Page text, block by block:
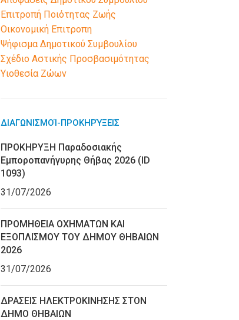
Επιτροπή Ποιότητας Ζωής
Οικονομική Επιτροπη
Ψήφισμα Δημοτικού Συμβουλίου
Σχέδιο Αστικής Προσβασιμότητας
Υιοθεσία Ζώων
ΔΙΑΓΩΝΙΣΜΟΊ-ΠΡΟΚΗΡΎΞΕΙΣ
ΠΡΟΚΗΡΥΞΗ Παραδοσιακής
Εμποροπανήγυρης Θήβας 2026 (ID
1093)
31/07/2026
ΠΡΟΜΗΘΕΙΑ ΟΧΗΜΑΤΩΝ ΚΑΙ
ΕΞΟΠΛΙΣΜΟΥ ΤΟΥ ΔΗΜΟΥ ΘΗΒΑΙΩΝ
2026
31/07/2026
ΔΡΑΣΕΙΣ ΗΛΕΚΤΡΟΚΙΝΗΣΗΣ ΣΤΟΝ
ΔΗΜΟ ΘΗΒΑΙΩΝ